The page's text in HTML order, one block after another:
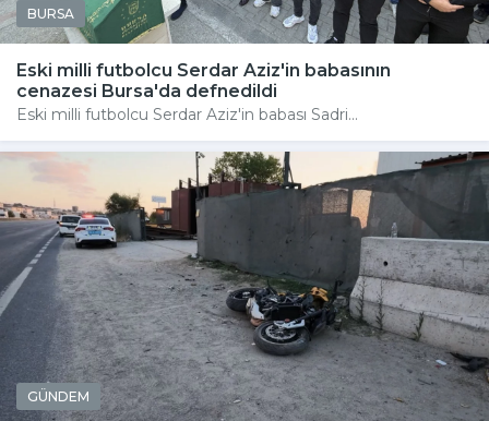
BURSA
Eski milli futbolcu Serdar Aziz'in babasının
cenazesi Bursa'da defnedildi
Eski milli futbolcu Serdar Aziz'in babası Sadri...
GÜNDEM